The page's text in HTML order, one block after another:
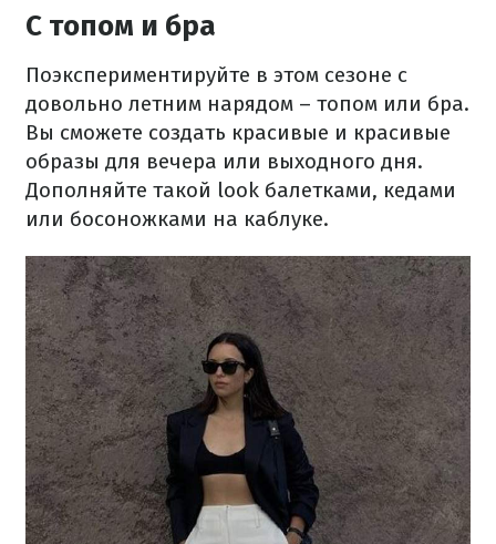
С топом и бра
Поэкспериментируйте в этом сезоне с
довольно летним нарядом – топом или бра.
Вы сможете создать красивые и красивые
образы для вечера или выходного дня.
Дополняйте такой look балетками, кедами
или босоножками на каблуке.